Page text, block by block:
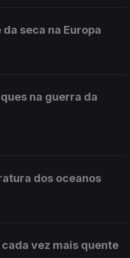
seca na Europa
na guerra da
dos oceanos
vez mais quente